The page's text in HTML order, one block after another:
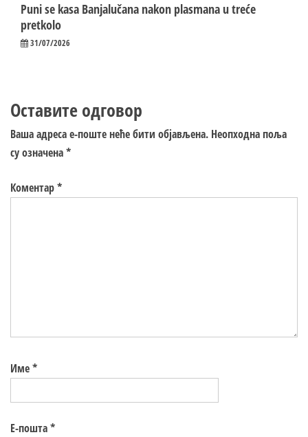
Puni se kasa Banjalučana nakon plasmana u treće
pretkolo
31/07/2026
Оставите одговор
Ваша адреса е-поште неће бити објављена. Неопходна поља
су означена*
Коментар*
Име*
Е-пошта*